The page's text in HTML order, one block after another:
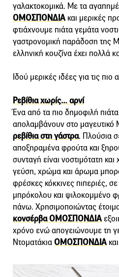
γαλακτοκομικά. Με τα
ΟΜΟΣΠΟΝΔΙΑκαι μερικές
φτιάχνουμε πιάτα γεμάτα
γαστρονομική παράδοση της
ελληνική κουζίνα έχει πολλά
Ιδού μερικές ιδέες για τις
Ρεβίθια χωρίς… αρνί
Ένα από τα πιο δημοφιλή
απολαμβάνουν στο μαγευτικό
ρεβίθια στη γάστρα. Πλούσια
αποξηραμένα φρούτα και
συνταγή είναι νοστιμότατη
γεύση, χρώμα και άρωμα
φρέσκες κόκκινες πιπεριές,
μπρόκολου και ψιλοκομμένο
πάνω. Χρησιμοποιώντας
κονσέρβα ΟΜΟΣΠΟΝΔΙΑ
χρόνο ενώ απογειώνουμε τη
ΝτοματάκιαΟΜΟΣΠΟΝΔΙΑκαι